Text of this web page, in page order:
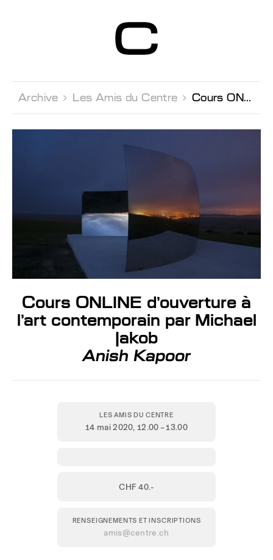
Contemporain
Genève
Archive  Les Amis du Centre  Cours ONLINE d'ouverture à l'art contemporain par Michael Jakob
Cours ONLINE d’ouverture à
l’art contemporain par Michael
Jakob
Anish Kapoor
LES AMIS DU CENTRE
14 mai 2020, 12.00 – 13.00
CHF 40.-
RENSEIGNEMENTS ET INSCRIPTIONS
amis@centre.ch